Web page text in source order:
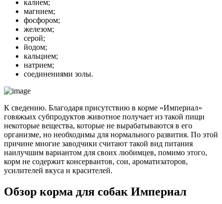
калием;
магнием;
фосфором;
железом;
серой;
йодом;
кальцием;
натрием;
соединениями золы.
К сведению. Благодаря присутствию в корме «Империал»
говяжьих субпродуктов животное получает из такой пищи
некоторые вещества, которые не вырабатываются в его
организме, но необходимы для нормального развития. По этой
причине многие заводчики считают такой вид питания
наилучшим вариантом для своих любимцев, помимо этого,
корм не содержит консервантов, сои, ароматизаторов,
усилителей вкуса и красителей.
Обзор корма для собак Империал